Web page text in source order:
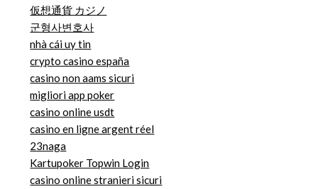
仮想通貨 カジノ
군형사변호사
nhà cái uy tin
crypto casino españa
casino non aams sicuri
migliori app poker
casino online usdt
casino en ligne argent réel
23naga
Kartupoker Topwin Login
casino online stranieri sicuri